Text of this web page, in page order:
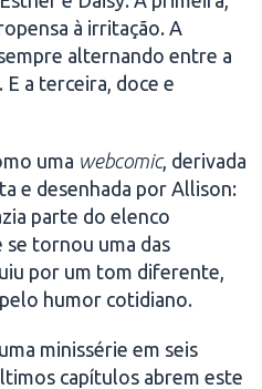
à irritação. A
alternando entre a
a terceira, doce e
uma webcomic, derivada
e desenhada por Allison:
parte do elenco
tornou uma das
por um tom diferente,
humor cotidiano.
minissérie em seis
capítulos abrem este